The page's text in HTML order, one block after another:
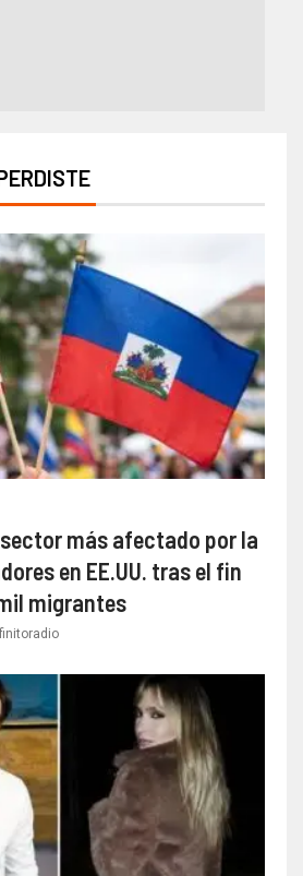
más afectado por la
en EE.UU. tras el fin
migrantes